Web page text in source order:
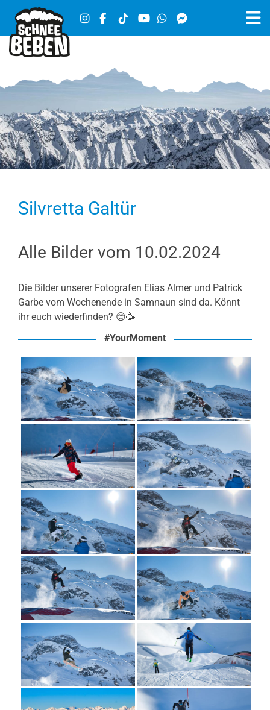
Silvretta Galtür
Alle Bilder vom 10.02.2024
Die Bilder unserer Fotografen Elias Almer und Patrick
Garbe vom Wochenende in Samnaun sind da. Könnt
ihr euch wiederfinden? 😊🥳
#YourMoment